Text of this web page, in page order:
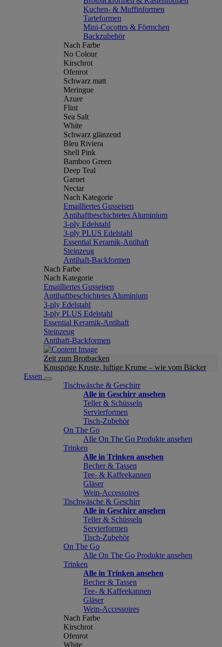
Kuchen- & Muffinformen
Tarteformen
Mini-Cocottes & Förmchen
Backzubehör
Nach Farbe
No Colour
Kirschrot
Ofenrot
Schwarz matt
Meringue
Azure
Flint
Sea Salt
White
Schwarz glänzend
Bleu Riviera
Shell Pink
Bamboo Green
Deep Teal
Garnet
Nectar
Nach Kategorie
Emailliertes Gusseisen
Antihaftbeschichtetes Aluminium
3-ply Edelstahl
3-ply PLUS Edelstahl
Essential Keramik-Antihaft
Steinzeug
Antihaft-Backformen
Nach Farbe
Nach Kategorie
Emailliertes Gusseisen
Antihaftbeschichtetes Aluminium
3-ply Edelstahl
3-ply PLUS Edelstahl
Essential Keramik-Antihaft
Steinzeug
Antihaft-Backformen
Zeit zum Brotbacken
Knusprige Kruste, luftige Krume – wie vom Bäcker
Essen
Tischwäsche & Geschirr
Alle in Geschirr ansehen
Teller & Schüsseln
Servierformen
Tisch-Zubehör
On The Go
Alle On The Go Produkte ansehen
Trinken
Alle in Trinken ansehen
Becher & Tassen
Tee- & Kaffeekannen
Gläser
Wein-Accessoires
Tischwäsche & Geschirr
Alle in Geschirr ansehen
Teller & Schüsseln
Servierformen
Tisch-Zubehör
On The Go
Alle On The Go Produkte ansehen
Trinken
Alle in Trinken ansehen
Becher & Tassen
Tee- & Kaffeekannen
Gläser
Wein-Accessoires
Nach Farbe
Kirschrot
Ofenrot
White